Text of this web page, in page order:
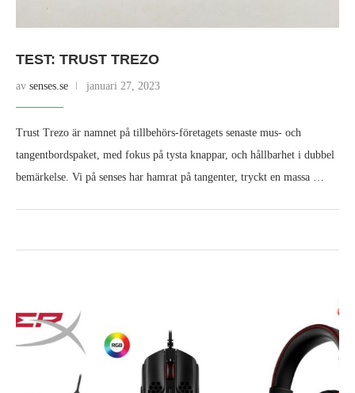
TEST: TRUST TREZO
av senses.se januari 27, 2023
Trust Trezo är namnet på tillbehörs-företagets senaste mus- och
tangentbordspaket, med fokus på tysta knappar, och hållbarhet i dubbel
bemärkelse. Vi på senses har hamrat på tangenter, tryckt en massa …